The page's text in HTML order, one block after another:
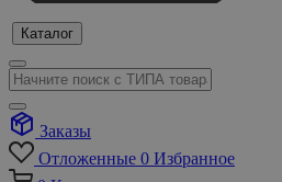
Каталог
Заказы
Отложенные 0 Избранное